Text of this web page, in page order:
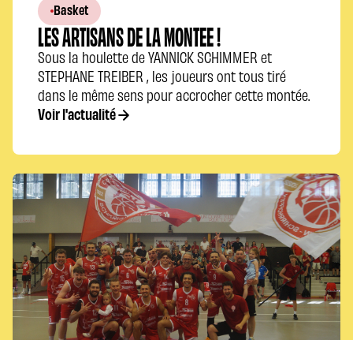
Basket
LES ARTISANS DE LA MONTEE !
Sous la houlette de YANNICK SCHIMMER et
STEPHANE TREIBER , les joueurs ont tous tiré
dans le même sens pour accrocher cette montée.
Voir l'actualité